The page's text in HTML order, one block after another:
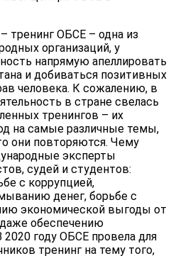
тренинг ОБСЕ – одна из
организаций, у
напрямую апеллировать
и добиваться позитивных
человека. К сожалению, в
в стране свелась
тренингов – их
на самые различные темы,
они повторяются. Чему
эксперты
судей и студентов:
с коррупцией,
денег, борьбе с
экономической выгоды от
обеспечению
году ОБСЕ провела для
тренинг на тему того,